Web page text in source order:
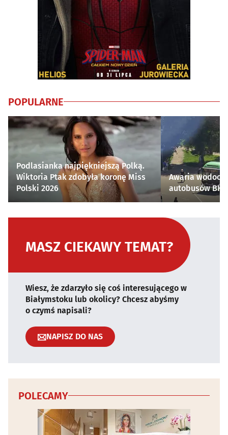
POPULARNE
Podlasianka najpiękniejszą Polką.
Wiktoria Ptak zdobyła koronę Miss
Polski 2026
Awaria
autobusów
MASZ CIEKAWY TEMAT?
Wiesz, że zdarzyło się coś interesującego w
Białymstoku lub okolicy? Chcesz abyśmy
o czymś napisali?
NAPISZ DO NAS
POLECAMY